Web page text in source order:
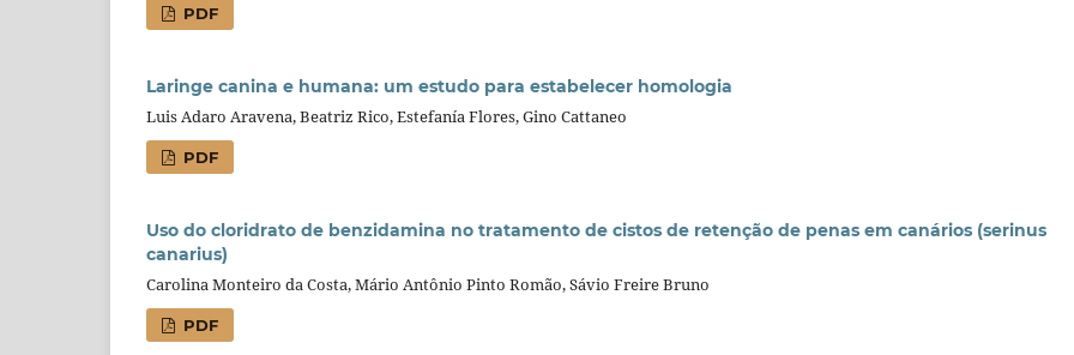
PDF
Laringe canina e humana: um estudo para estabelecer homologia
Luis Adaro Aravena, Beatriz Rico, Estefanía Flores, Gino Cattaneo
PDF
Uso do cloridrato de benzidamina no tratamento de cistos de retenção de penas em canários (serinus
canarius)
Carolina Monteiro da Costa, Mário Antônio Pinto Romão, Sávio Freire Bruno
PDF